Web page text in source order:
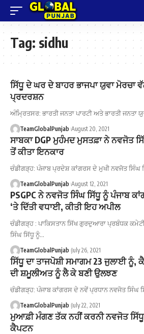
Tag: sidhu
ਸਿੱਧੂ ਦੇ ਘਰ ਦੇ ਬਾਹਰ ਭਾਜਪਾ ਯੁਵਾ
ਪ੍ਰਦਰਸ਼ਨ
ਅੰਮ੍ਰਿਤਸਰ: ਭਾਰਤੀ ਜਨਤਾ ਪਾਰਟੀ ਅਤੇ ਭਾਰਤੀ ਜਨਤਾ
TeamGlobalPunjab August 20, 2021
ਸਾਬਕਾ DGP ਮੁਹੰਮਦ ਮੁਸਤਫ਼ਾ ਨੇ ਨਵਜੋਤ
ਤੋਂ ਕੀਤਾ ਇਨਕਾਰ
ਚੰਡੀਗੜ੍ਹ: ਪੰਜਾਬ ਪ੍ਰਦੇਸ਼ ਕਾਂਗਰਸ ਦੇ ਮੁਖੀ ਨਵਜੋਤ ਸਿੰਘ
TeamGlobalPunjab August 12, 2021
PSGPC ਨੇ ਨਵਜੋਤ ਸਿੰਘ ਸਿੱਧੂ ਨੂੰ ਪੰਜਾਬ
‘ਤੇ ਦਿੱਤੀ ਵਧਾਈ, ਕੀਤੀ ਇਹ ਅਪੀਲ
ਚੰਡੀਗੜ੍ਹ : ਪਾਕਿਸਤਾਨ ਸਿੱਖ ਗੁਰਦੁਆਰਾ ਪ੍ਰਬੰਧਕ
ਸਿੰਘ ਸਿੱਧੂ ਨੂੰ…
TeamGlobalPunjab July 26, 2021
ਸਿੱਧੂ ਦਾ ਤਾਜਪੋਸ਼ੀ ਸਮਾਗਮ 23 ਜੁਲਾਈ
ਦੀ ਸ਼ਮੂਲੀਅਤ ਨੂੰ ਲੈ ਕੇ ਬਣੀ ਉਲਝਣ
ਚੰਡੀਗੜ੍ਹ: ਪੰਜਾਬ ਕਾਂਗਰਸ ਦੇ ਨਵੇਂ ਪ੍ਰਧਾਨ ਨਵਜੋਤ ਸਿੰਘ
TeamGlobalPunjab July 22, 2021
ਮੁਆਫ਼ੀ ਮੰਗਣ ਤੱਕ ਨਹੀਂ ਕਰਨੀ ਨਵਜੋਤ ਸਿੱਧੂ
ਕੈਪਟਨ